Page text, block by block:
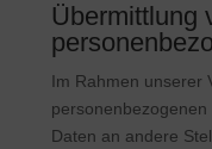
Übermittlung
Im Rahmen unserer
Daten an andere